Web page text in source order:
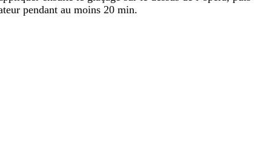
pendant au moins 20 min.